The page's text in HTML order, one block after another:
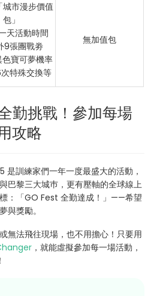
城市漫步價值
包」
天活動時間
9張團戰劵
寶可夢機率
特殊交換等
無加值包
勤挑戰！參加每場
攻略
訓練家們一年一度最盛大的活動，
巴黎三大城巿，更有壓軸的全球線上
：「GO Fest 全勤達成！」——希望
與獎勵。
無法飛往現場，也不用擔心！只要用
，就能虛擬參加每一場活動，